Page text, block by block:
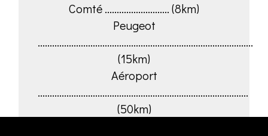
Comté ........................... (8km)
Peugeot
..........................................................................................
(15km)
Aéroport
........................................................................................
(50km)